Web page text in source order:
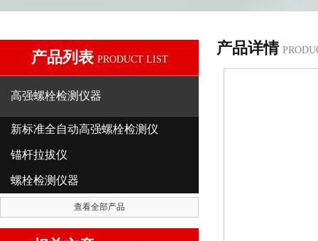
产品详情
产品列表 PRODUCT LIST
高强螺栓检测仪器
新标准全自动高强螺栓检测仪
锚杆拉拔仪
螺栓检测仪器
查看全部产品